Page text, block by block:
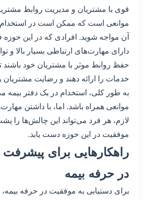
قوی با مشتریان و مدیریت روابط
موانعی است که ممکن است در استخدام
آن مواجه شوید. افرادی که در این حوزه
دارای مهارت‌های ارتباطی بسیار بالا و
حفظ روابط موثر با مشتریان خود باشند تا
خدمات را ارائه دهند و رضایت مشتریان
به طور کلی، استخدام در یک دفتر بیمه
موانعی همراه باشد. اما، با داشتن
لازم، هر فرد می‌تواند این چالش‌ها را
موفقیت در این حوزه دست یابد.
راهکارهایی برای
در حرفه بیمه
برای دستیابی به موفقیت در حرفه بیمه،